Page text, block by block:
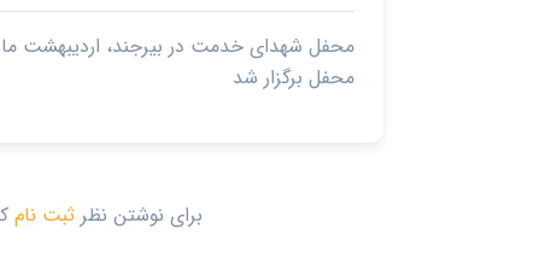
محفل برگزار شد
برای نوشتن نظرثبت نام